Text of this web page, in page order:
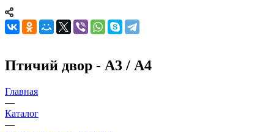
Птичий двор - А3 / А4
Главная
—
Каталог
—